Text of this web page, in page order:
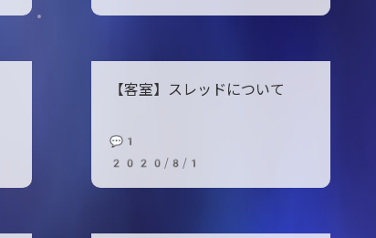
【客室】スレッドについて
💬1
2020/8/1